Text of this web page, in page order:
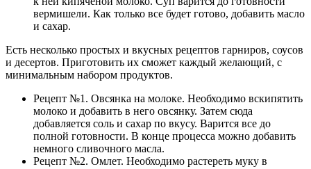
вермишели. Как только все будет готово, добавить масло
и сахар.
Есть несколько простых и вкусных рецептов гарниров, соусов
и десертов. Приготовить их сможет каждый желающий, с
минимальным набором продуктов.
Рецепт №1. Овсянка на молоке. Необходимо вскипятить
молоко и добавить в него овсянку. Затем сюда
добавляется соль и сахар по вкусу. Варится все до
полной готовности. В конце процесса можно добавить
немного сливочного масла.
Рецепт №2. Омлет. Необходимо растереть муку в